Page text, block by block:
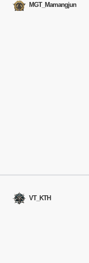
MGT_Mamangjun
VT_KTH